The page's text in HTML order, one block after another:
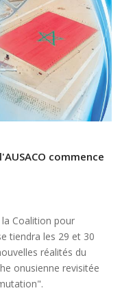
commence
Coalition pour
tiendra les 29 et 30
réalités du
onusienne revisitée